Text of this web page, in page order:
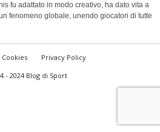
fu adattato in modo creativo, ha dato vita a
fenomeno globale, unendo giocatori di tutte
Cookies
Privacy Policy
- 2024 Blog di Sport